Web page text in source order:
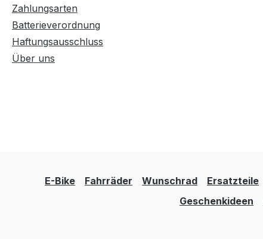
Zahlungsarten
Batterieverordnung
Haftungsausschluss
Über uns
E-Bike Fahrräder Wunschrad Ersatzteile
Geschenkideen